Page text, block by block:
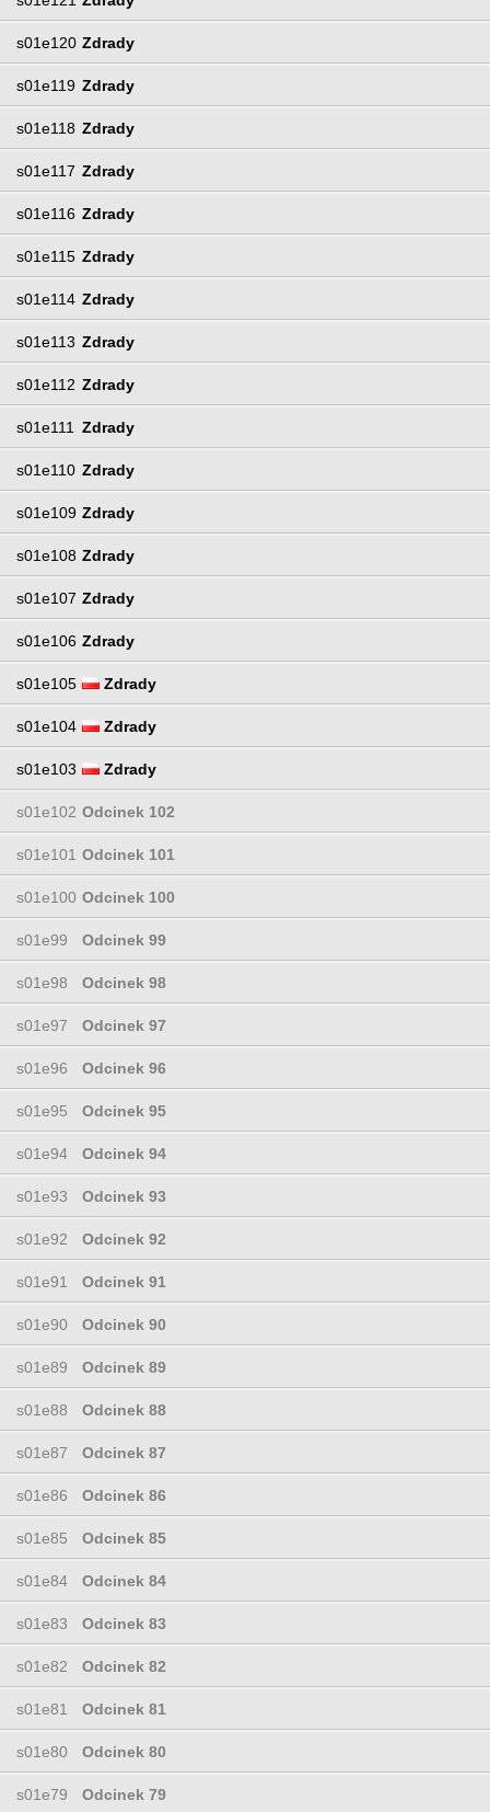
s01e120 Zdrady
s01e119 Zdrady
s01e118 Zdrady
s01e117 Zdrady
s01e116 Zdrady
s01e115 Zdrady
s01e114 Zdrady
s01e113 Zdrady
s01e112 Zdrady
s01e111 Zdrady
s01e110 Zdrady
s01e109 Zdrady
s01e108 Zdrady
s01e107 Zdrady
s01e106 Zdrady
s01e105 Zdrady
s01e104 Zdrady
s01e103 Zdrady
s01e102 Odcinek 102
s01e101 Odcinek 101
s01e100 Odcinek 100
s01e99 Odcinek 99
s01e98 Odcinek 98
s01e97 Odcinek 97
s01e96 Odcinek 96
s01e95 Odcinek 95
s01e94 Odcinek 94
s01e93 Odcinek 93
s01e92 Odcinek 92
s01e91 Odcinek 91
s01e90 Odcinek 90
s01e89 Odcinek 89
s01e88 Odcinek 88
s01e87 Odcinek 87
s01e86 Odcinek 86
s01e85 Odcinek 85
s01e84 Odcinek 84
s01e83 Odcinek 83
s01e82 Odcinek 82
s01e81 Odcinek 81
s01e80 Odcinek 80
s01e79 Odcinek 79